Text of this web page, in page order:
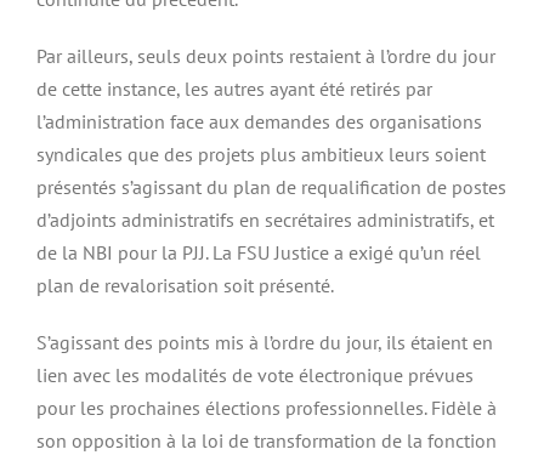
Par ailleurs, seuls deux points restaient à l’ordre du jour
de cette instance, les autres ayant été retirés par
l’administration face aux demandes des organisations
syndicales que des projets plus ambitieux leurs soient
présentés s’agissant du plan de requalification de postes
d’adjoints administratifs en secrétaires administratifs, et
de la NBI pour la PJJ. La FSU Justice a exigé qu’un réel
plan de revalorisation soit présenté.
S’agissant des points mis à l’ordre du jour, ils étaient en
lien avec les modalités de vote électronique prévues
pour les prochaines élections professionnelles. Fidèle à
son opposition à la loi de transformation de la fonction